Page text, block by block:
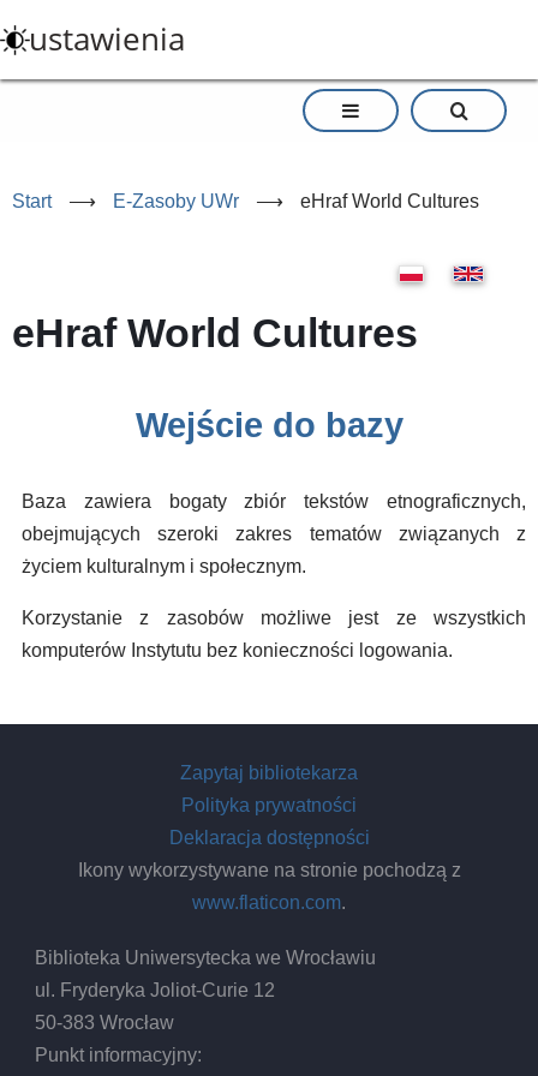
do
treści
ustawienia
Start ⟶ E-Zasoby UWr ⟶ eHraf World Cultures
eHraf World Cultures
Wejście do bazy
Baza zawiera bogaty zbiór tekstów etnograficznych,
obejmujących szeroki zakres tematów związanych z
życiem kulturalnym i społecznym.
Korzystanie z zasobów możliwe jest ze wszystkich
komputerów Instytutu bez konieczności logowania.
Zapytaj bibliotekarza
Polityka prywatności
Deklaracja dostępności
Ikony wykorzystywane na stronie pochodzą z
www.flaticon.com.
Biblioteka Uniwersytecka we Wrocławiu
ul. Fryderyka Joliot-Curie 12
50-383 Wrocław
Punkt informacyjny: